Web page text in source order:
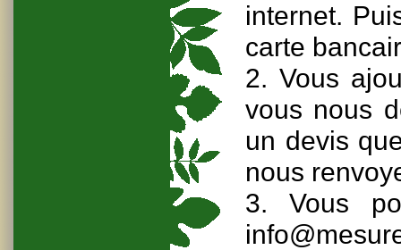
internet.
carte
2. Vous
vous nous
un devis
nous
3. Vous